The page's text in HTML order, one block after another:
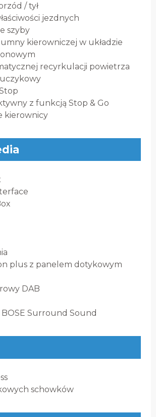
/ tył
jezdnych
szyby
kierowniczej w układzie
recyrkulacji powietrza
z funkcją Stop & Go
kierownicy
plus z panelem dotykowym
DAB
Surround Sound
schowków